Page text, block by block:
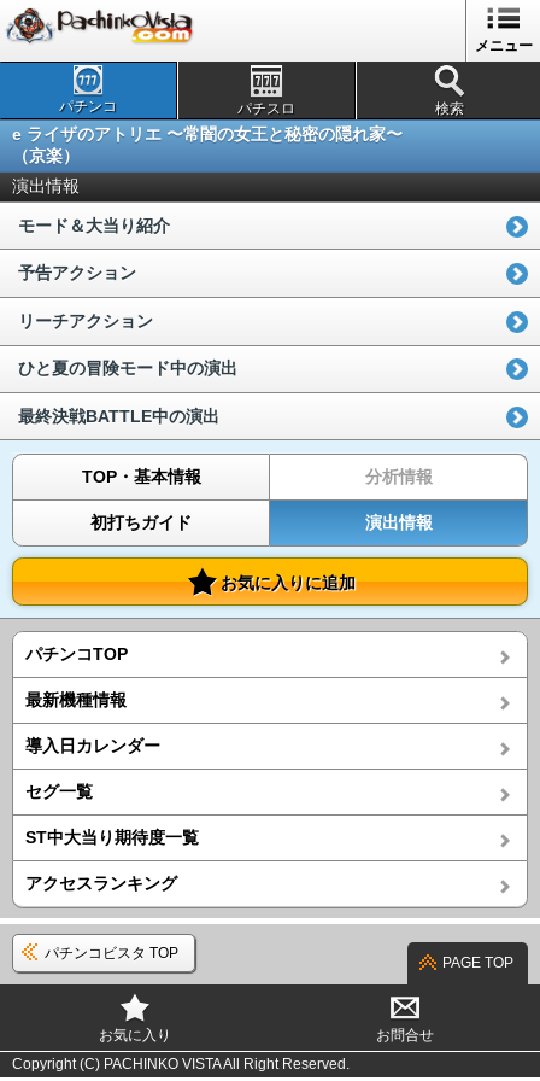
メニュー
パチンコ パチスロ 検索
e ライザのアトリエ 〜常闇の女王と秘密の隠れ家〜
（京楽）
演出情報
モード＆大当り紹介
予告アクション
リーチアクション
ひと夏の冒険モード中の演出
最終決戦BATTLE中の演出
TOP・基本情報 分析情報
初打ちガイド 演出情報
お気に入りに追加
パチンコTOP
最新機種情報
導入日カレンダー
セグ一覧
ST中大当り期待度一覧
アクセスランキング
パチンコビスタ TOP
PAGE TOP
お気に入り
お問合せ
Copyright (C) PACHINKO VISTA All Right Reserved.